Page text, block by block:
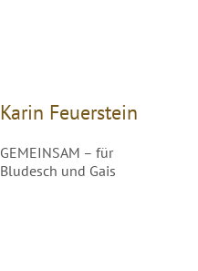
Karin Feuerstein
GEMEINSAM – für
Bludesch und Gais